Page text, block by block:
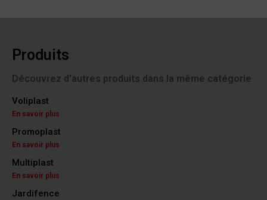
Produits
Découvrez d'autres produits dans la même catégorie
Voliplast
En savoir plus
Promoplast
En savoir plus
Multiplast
En savoir plus
Jardifence